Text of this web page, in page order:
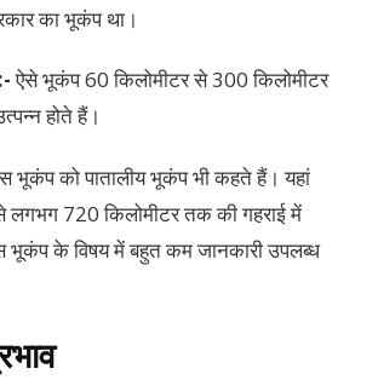
का भूकंप था।
ऐसे भूकंप 60 किलोमीटर से 300 किलोमीटर
होते हैं।
भूकंप को पातालीय भूकंप भी कहते हैं। यहां
लगभग 720 किलोमीटर तक की गहराई में
भूकंप के विषय में बहुत कम जानकारी उपलब्ध